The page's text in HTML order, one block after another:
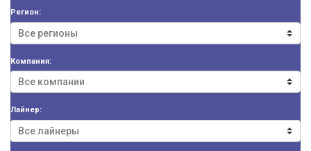
Регион:
Компания:
Лайнер: